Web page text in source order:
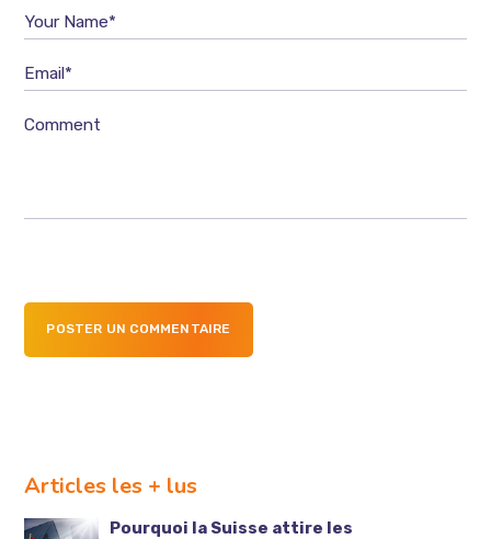
Your Name*
Email*
Comment
POSTER UN COMMENTAIRE
Articles les + lus
Pourquoi la Suisse attire les